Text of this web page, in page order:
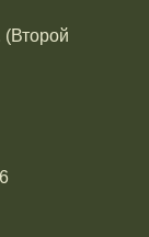
(Второй